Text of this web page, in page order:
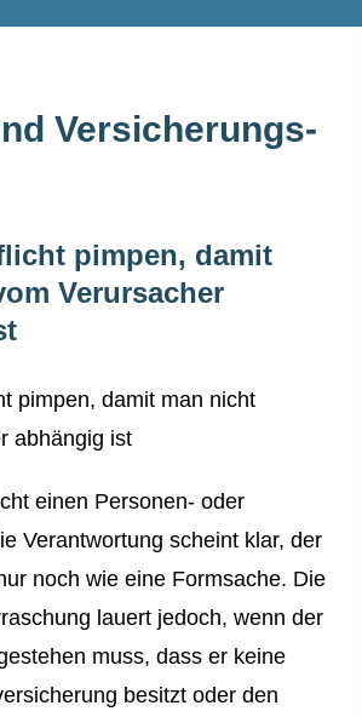
Versicherungs-
pimpen, damit
Verursacher
einen Per­sonen- oder
Verantwortung scheint klar, der
noch wie eine Formsache. Die
lauert jedoch, wenn der
muss, dass er keine
besitzt oder den